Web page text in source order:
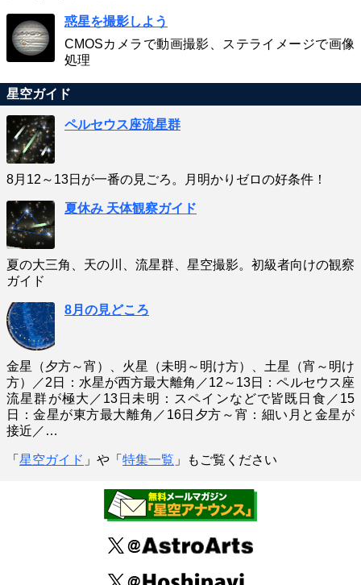
惑星を撮影しよう
CMOSカメラで動画撮影、ステライメージで画像
処理
星空ガイド
ペルセウス座流星群
8月12～13日が一番の見ごろ。月明かりゼロの好条件！
夏休み 天体観察ガイド
夏の大三角、天の川、流星群、星空撮影。初級者向けの観察
ガイド
8月の見どころ
金星（夕方～宵）、火星（未明～明け方）、土星（宵～明け
方）／2日：水星が西方最大離角／12～13日：ペルセウス座
流星群が極大／13日未明：スペインなどで皆既日食／15
日：金星が東方最大離角／16日夕方～宵：細い月と金星が
接近／…
「 星空ガイド 」や「 特集一覧 」もご覧ください